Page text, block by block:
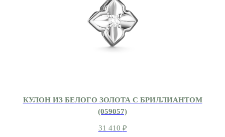
КУЛОН ИЗ БЕЛОГО ЗОЛОТА С БРИЛЛИАНТОМ
(059057)
31 410 ₽